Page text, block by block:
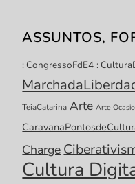
ASSUNTOS,
: CongressoFdE4 :
TeiaCatarina Arte Arte
Charge
Cultura